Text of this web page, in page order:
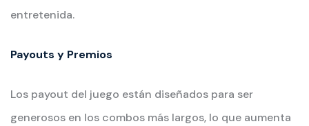
entretenida.
Payouts y Premios
Los payout del juego están diseñados para ser
generosos en los combos más largos, lo que aumenta